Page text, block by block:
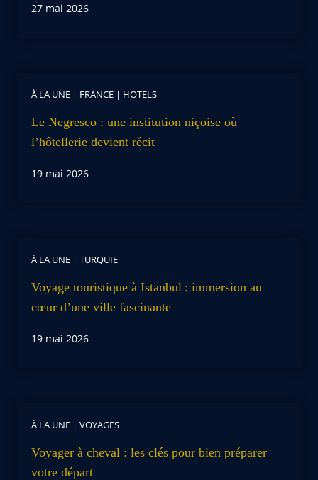
27 mai 2026
À LA UNE | FRANCE | HOTELS
Le Negresco : une institution niçoise où
l’hôtellerie devient récit
19 mai 2026
À LA UNE | TURQUIE
Voyage touristique à Istanbul : immersion au
cœur d’une ville fascinante
19 mai 2026
À LA UNE | VOYAGES
Voyager à cheval : les clés pour bien préparer
votre départ